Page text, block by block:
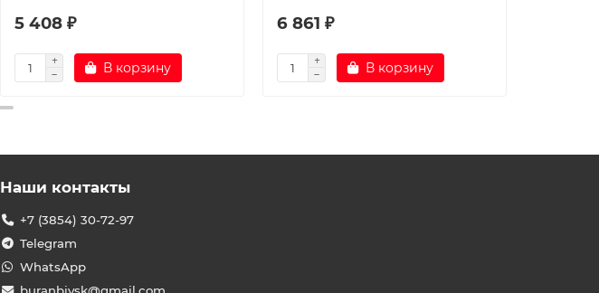
5 408 ₽
В корзину
6 861 ₽
В корзину
Наши контакты
+7 (3854) 30-72-97
Telegram
WhatsApp